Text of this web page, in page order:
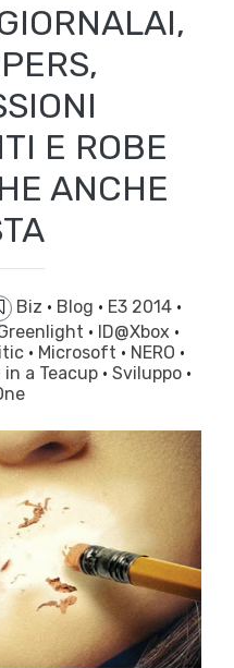
E ROBE
ANCHE
Biz · Blog · E3 2014 ·
· ID@Xbox ·
· Microsoft · NERO ·
a Teacup · Sviluppo ·